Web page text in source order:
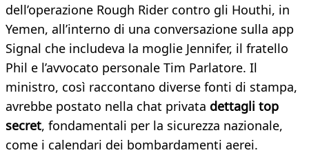
dell’operazione Rough Rider contro gli Houthi, in
Yemen, all’interno di una conversazione sulla app
Signal che includeva la moglie Jennifer, il fratello
Phil e l’avvocato personale Tim Parlatore. Il
ministro, così raccontano diverse fonti di stampa,
avrebbe postato nella chat privata dettagli top
secret, fondamentali per la sicurezza nazionale,
come i calendari dei bombardamenti aerei.